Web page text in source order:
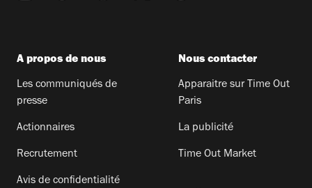
A propos de nous
Les communiqués de
presse
Actionnaires
Recrutement
Avis de confidentialité
Nous contacter
Apparaitre sur Time Out
Paris
La publicité
Time Out Market